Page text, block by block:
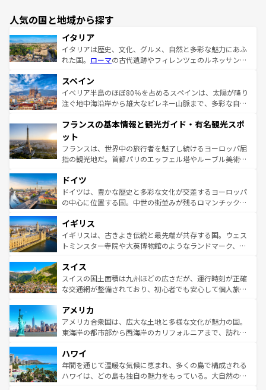
人気の国と地域から探す
イタリア
イタリアは歴史、文化、グルメ、自然と多彩な魅力にあふ
れた国。 ローマの古代遺跡やフィレンツェのルネッサンス
ろん、トスカーナの美しい田園風景やアマルフィ海岸の絶
景など、自然景観も見逃せない。観光の合間には、本場の
ピザやパスタなど、絶品のイタリア料理を堪能することも
ませてくれるイタリアで、忘れられない旅をしてみよう！
なお、新着のイタリア情報は
しい。
スペイン
イベリア半島のほぼ80％を占めるスペインは、太陽が降り
注ぐ地中海沿岸から雄大なピレネー山脈まで、多彩な自然
文化が根付くこの国では、情熱的なフラメンコ、熱気あふ
れる闘牛、そして美味しいタパスが生活の一部となってい
る。首都マドリードの洗練された雰囲気や、バルセロナの
アートに溢れた街角から、地方では古代ローマ遺跡や中世
せる。地方によって風土や気候が異なるスペインはその個
性で訪れる人を魅了する。 なお、新着のスペイン情報は コ
ンテンツ一覧を参照してほしい。
フランスの基本情報と観光ガイド・有名観光スポ
ット
フランスは、世界中の旅行者を魅了し続けるヨーロッパ屈
指の観光地だ。首都パリのエッフェル塔やルーブル美術館
で、幅広い魅力が詰まっている。華麗な宮殿、歴史的な大
聖堂、美しいビーチ、そして豊かな自然が、訪れる者を心
から魅了する。また、フランスは美食の国としても知ら
いる。シャンパンの発祥地であるランス、プロヴァンスの
香り高いラベンダー畑など、多彩な楽しみ方が可能だ。さ
らに、パリ以外の地域にも魅力が溢れており、どの街角に
れる地方に足を運ぶとそれぞれで全く異なる文化を体験で
きるだろう。 なお、新着のフランス情報はコンテンツ一覧
を参照してほしい。
ドイツ
ドイツは、豊かな歴史と多彩な文化が交差するヨーロッパ
の中心に位置する国。中世の街並みが残るロマンチック街
顔を持つこの国は、どこを歩いても飽きることがない。ベ
ルリンの文化的活気、バイエルン州のアルプスの絶景、そ
してライン川沿いのワイン畑といった風景は必見。ビール
は、お酒好きな人にはぜひ体験してほしい。 なお、新着の
ドイツ情報はコンテンツ一覧を参照してほしい。
イギリス
イギリスは、古きよき伝統と最先端が共存する国。ウェス
トミンスター寺院や大英博物館のようなランドマーク、歴
リアごとに異なる魅力がある。また、優雅なアフタヌーン
ティー、ビール好きにはたまらない英国パブ、サッカー観
戦など、本場だからこそできる体験も豊富。イギリスを旅
ンツ一覧を参照してほしい。
スイス
スイスの国土面積は九州ほどの広さだが、運行時刻が正確
な交通網が整備されており、初心者でも安心して個人旅行
の建物がそのまま残る町や、スイスならではのユニークな
博物館もあり、アルプス観光だけでなく町歩きも満喫する
ことができる。国民の所得が高いため物価も高いが、旅行
ば市内交通費無料で観光を楽しむこともできる。 なお、新
着のスイス情報はコンテンツ一覧 を参照してほしい。
アメリカ
アメリカ合衆国は、広大な土地と多様な文化が魅力の国。
東海岸の都市部から西海岸のカリフォルニアまで、訪れる
のような巨大都市は、観光、ショッピング、エンターテイ
ンメントが詰まった刺激的なスポットだ。一方、アメリカ
西部には大自然が広がり、グランドキャニオンやイエロー
ハワイ
年間を通じて温暖な気候に恵まれ、多くの島で構成される
ハワイは、どの島も独自の魅力をもっている。大自然の神